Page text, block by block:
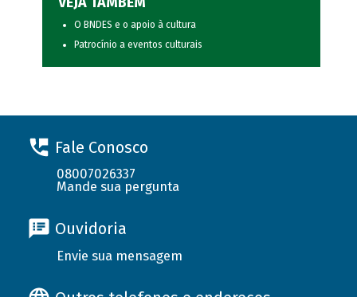
O BNDES e o apoio à cultura
Patrocínio a eventos culturais
Fale Conosco
08007026337
Mande sua pergunta
Ouvidoria
Envie sua mensagem